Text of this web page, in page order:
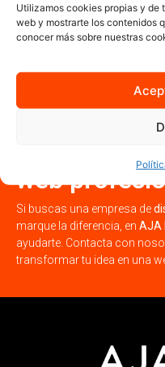
Utilizamos cookies propias y de
web y mostrarte los contenidos
conocer más sobre nuestras
programadores y
combinan creatividad y
¡Potencia tu
Miranda de
web
Si buscas una empresa de
marque la diferencia, en AJA
ayudarte. Contacta con
transformar tu idea en una